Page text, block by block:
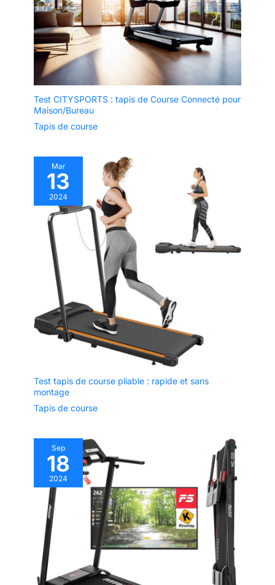
Test CITYSPORTS : tapis de Course Connecté pour
Maison/Bureau
Tapis de course
Mar
13
2024
Test tapis de course pliable : rapide et sans
montage
Tapis de course
Sep
18
2024